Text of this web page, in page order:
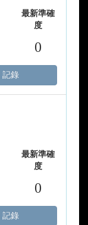
最新準確
度
0
記錄
最新準確
度
0
記錄